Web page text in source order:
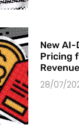
New AI-
Pricing
Revenue
28/07/